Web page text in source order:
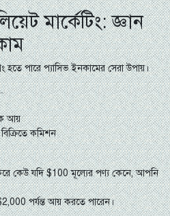
মার্কেটিং: জ্ঞান
হতে পারে প্যাসিভ ইনকামের সেরা উপায়।
আয়
কমিশন
কেউ যদি $100 মূল্যের পণ্য কেনে, আপনি
পর্যন্ত আয় করতে পারেন।